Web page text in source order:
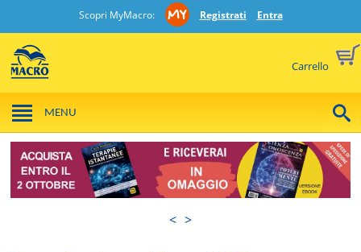
Scopri MyMacro: Registrati Entra
Carrello
MENU
< >